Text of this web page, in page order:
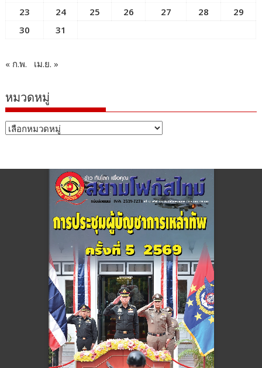
23
24 25 26 27 28
29
30
31
« ก.พ. เม.ย. »
หมวดหมู่
หมวด